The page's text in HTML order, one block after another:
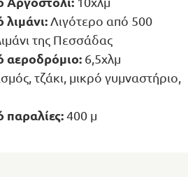
Λιγότερο από 500
της Πεσσάδας
αεροδρόμιο: 6,5χλμ
τζάκι, μικρό γυμναστήριο,
400 μ